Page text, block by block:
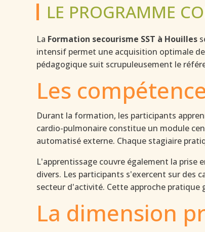
LE PROGRAMME
La Formation secourisme SST à Houilles
intensif permet une acquisition optimale
pédagogique suit scrupuleusement le
Les
Durant la formation, les participants
cardio-pulmonaire constitue un module
automatisé externe. Chaque stagiaire
L'apprentissage couvre également la prise
divers. Les participants s'exercent sur des
secteur d'activité. Cette approche
La dimension